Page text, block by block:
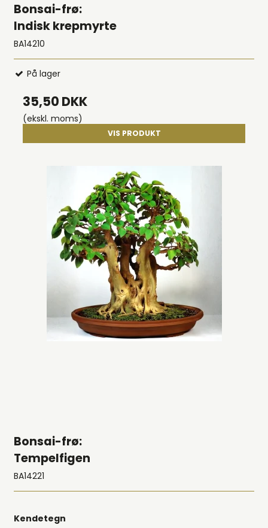
Bonsai-frø:
Indisk krepmyrte
BA14210
På lager
35,50 DKK
(ekskl. moms)
VIS PRODUKT
Bonsai-frø:
Tempelfigen
BA14221
Kendetegn